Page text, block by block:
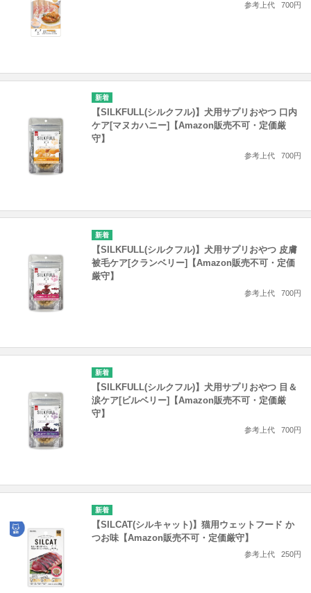
参考上代 700円
【SILKFULL(シルクフル)】犬用サプリおやつ 口内
ケア[マヌカハニー]【Amazon販売不可・定価厳
守】
参考上代 700円
【SILKFULL(シルクフル)】犬用サプリおやつ 皮膚
被毛ケア[クランベリー]【Amazon販売不可・定価
厳守】
参考上代 700円
【SILKFULL(シルクフル)】犬用サプリおやつ 目＆
涙ケア[ビルベリー]【Amazon販売不可・定価厳
守】
参考上代 700円
【SILCAT(シルキャット)】猫用ウェットフード か
つお味【Amazon販売不可・定価厳守】
参考上代 250円